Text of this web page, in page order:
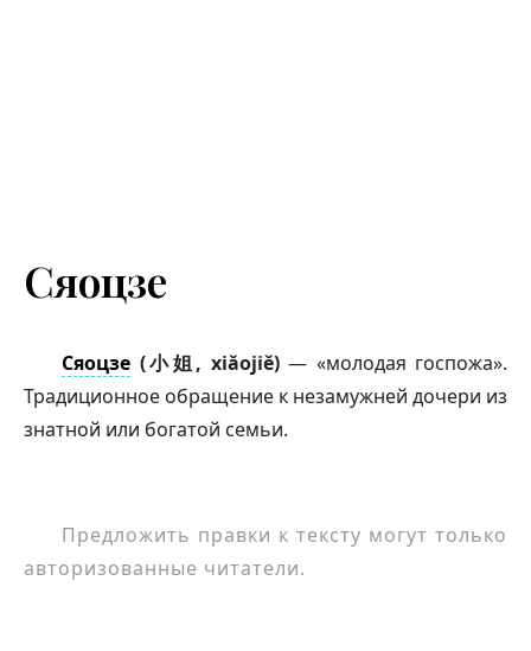
Сяоцзе
Сяоцзе (小姐, xiǎojiě)— «молодая госпожа».
Традиционное обращение к незамужней дочери из
знатной или богатой семьи.
Предложить правки к тексту могут только
авторизованные читатели.